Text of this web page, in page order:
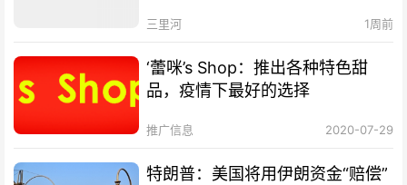
三里河 1周前
‘蕾咪’s Shop：推出各种特色甜
品，疫情下最好的选择
推广信息 2020-07-29
特朗普：美国将用伊朗资金“赔偿”